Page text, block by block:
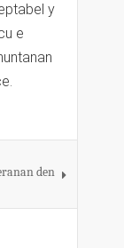
y
e
den